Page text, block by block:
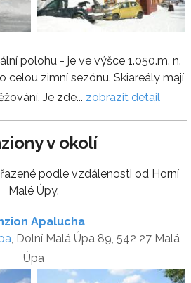
polohu - je ve výšce 1.050.m. n.
celou zimní sezónu. Skiareály mají
Je zde... zobrazit detail
v okolí
podle vzdálenosti od Horní
Malé Úpy.
Apalucha
, Dolní Malá Úpa 89, 542 27 Malá
Úpa